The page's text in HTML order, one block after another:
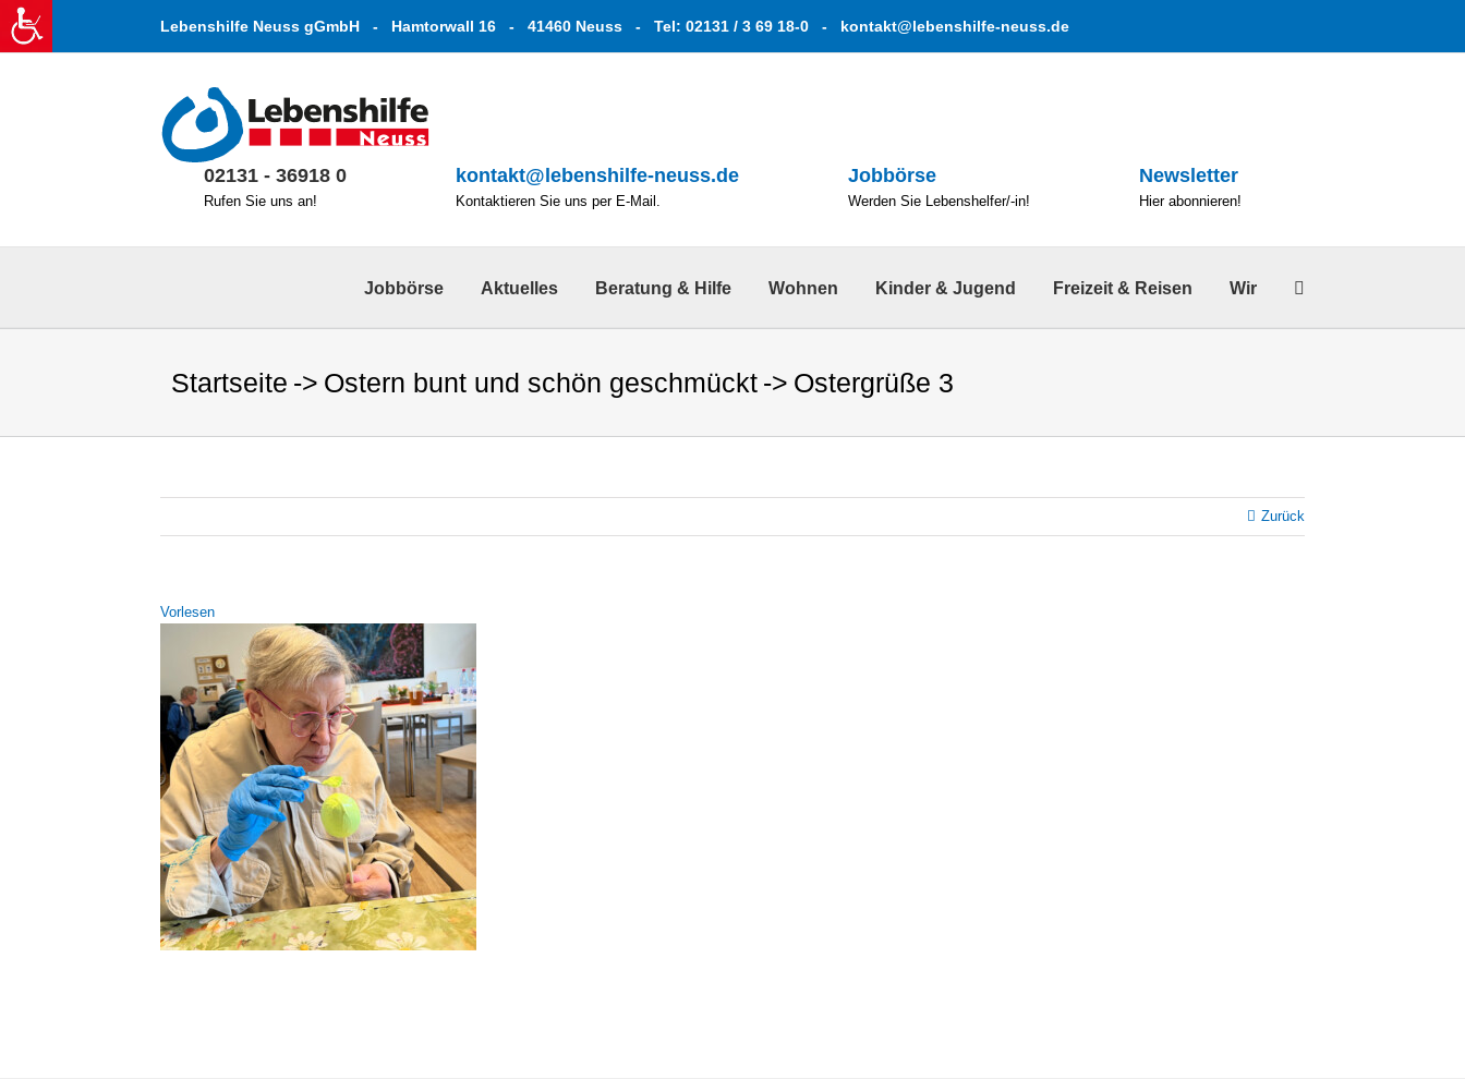
Zum
Inhalt
springen
Lebenshilfe Neuss gGmbH - Hamtorwall 16 - 41460 Neuss - Tel: 02131 / 3 69 18-0 - kontakt@lebenshilfe-neuss.de
02131 - 36918 0
Rufen Sie uns an!
kontakt@lebenshilfe-neuss.de
Kontaktieren Sie uns per E-Mail.
Jobbörse
Werden Sie Lebenshelfer/-in!
Newsletter
Hier abonnieren!
Jobbörse Aktuelles Beratung & Hilfe Wohnen Kinder & Jugend Freizeit & Reisen Wir
Startseite Ostern bunt und schön geschmückt Ostergrüße 3
Zurück
Vor­le­sen